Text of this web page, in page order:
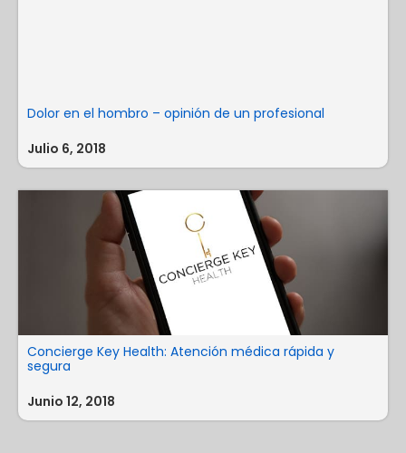
Dolor en el hombro – opinión de un profesional
Julio 6, 2018
Concierge Key Health: Atención médica rápida y
segura
Junio 12, 2018